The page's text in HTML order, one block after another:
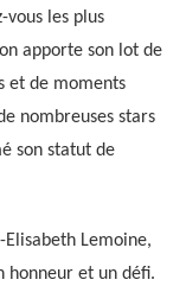
vous les plus
apporte son lot de
et de moments
nombreuses stars
son statut de
Lemoine,
honneur et un défi.